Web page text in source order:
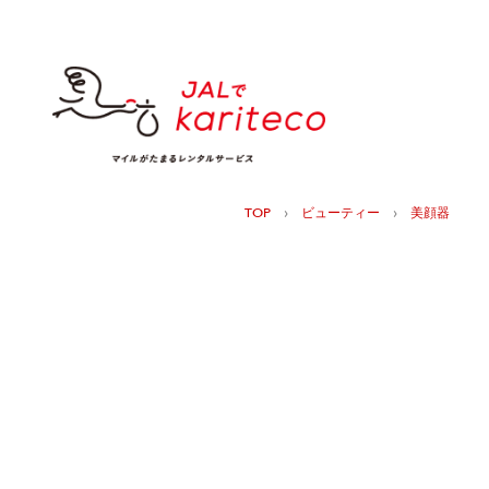
TOP › ビューティー › 美顔器